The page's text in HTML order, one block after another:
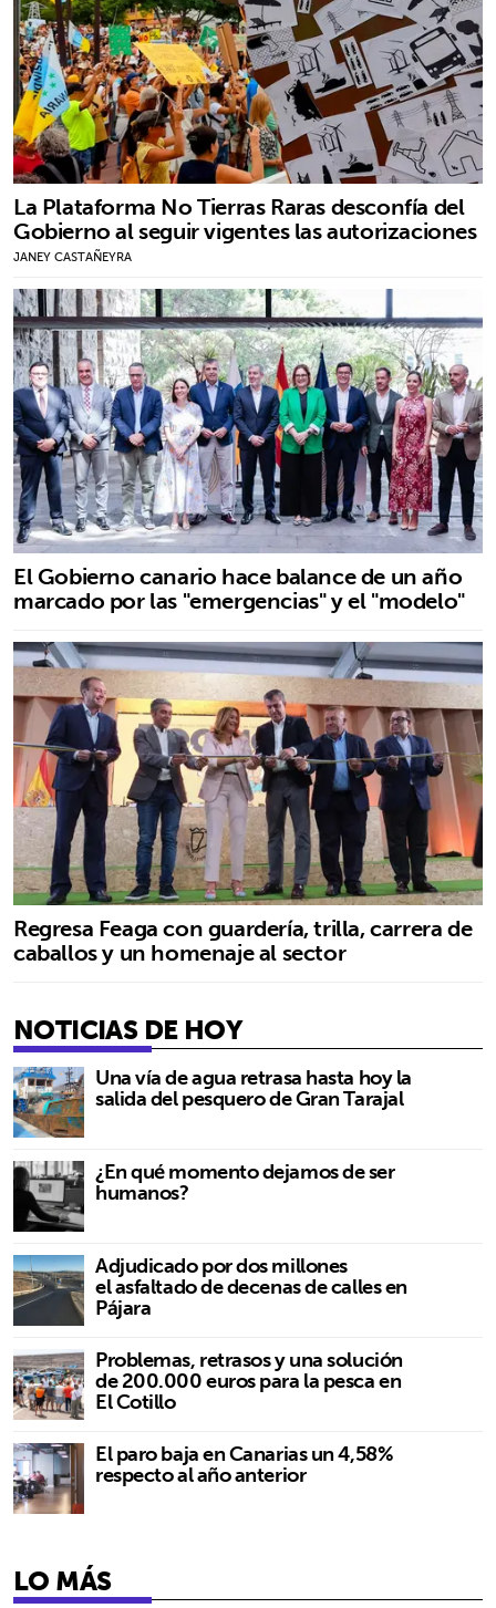
La Plataforma No Tierras Raras desconfía del
Gobierno al seguir vigentes las autorizaciones
JANEY CASTAÑEYRA
El Gobierno canario hace balance de un año
marcado por las "emergencias" y el "modelo"
Regresa Feaga con guardería, trilla, carrera de
caballos y un homenaje al sector
NOTICIAS DE HOY
Una vía de agua retrasa hasta hoy la
salida del pesquero de Gran Tarajal
¿En qué momento dejamos de ser
humanos?
Adjudicado por dos millones
el asfaltado de decenas de calles en
Pájara
Problemas, retrasos y una solución
de 200.000 euros para la pesca en
El Cotillo
El paro baja en Canarias un 4,58%
respecto al año anterior
LO MÁS